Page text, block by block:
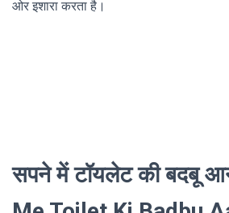
ओर इशारा करता है।
सपने में टॉयलेट की बदबू